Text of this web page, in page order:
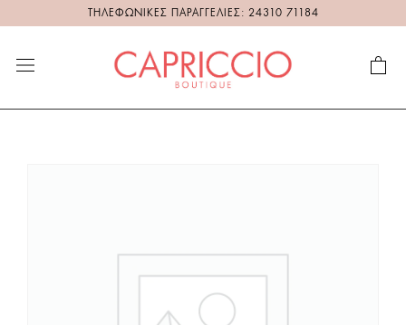
ΤΗΛΕΦΩΝΙΚΕΣ ΠΑΡΑΓΓΕΛΙΕΣ: 24310 71184